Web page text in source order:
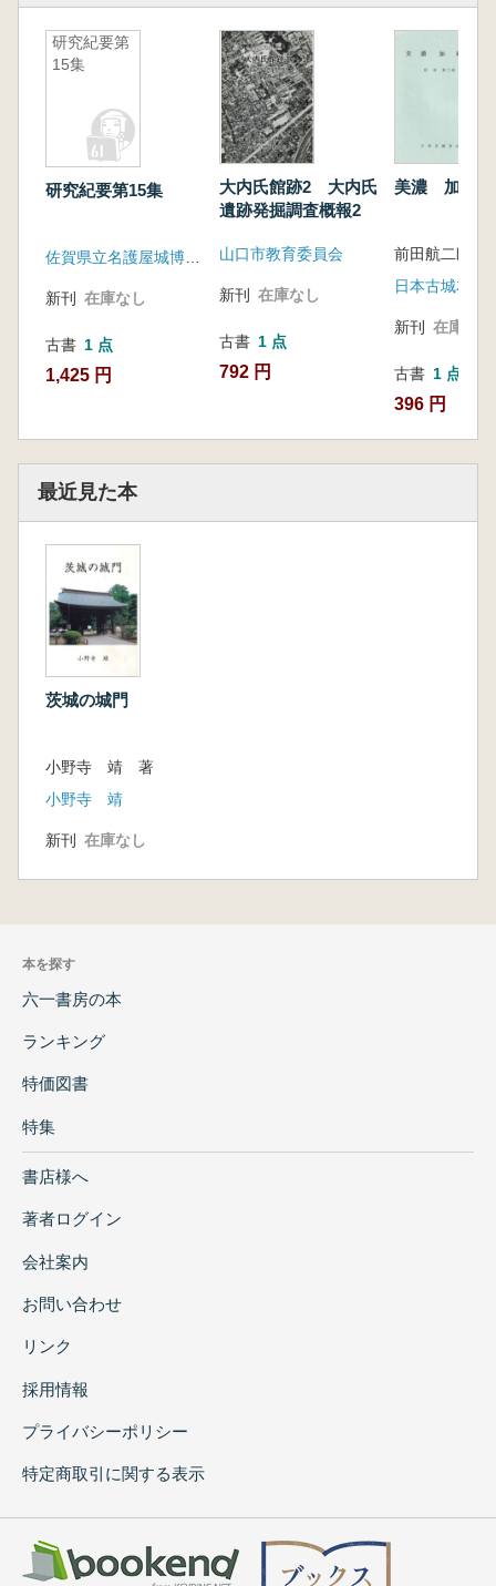
23.逆井城 関宿城門
24.上田寺山門
25.府中陣屋門 宮田家門
26.宍戸陣屋門
27.谷田部陣屋門
28.牛久陣屋門
31.水戸藩八田陣屋
32.土浦藩
33.旗本新庄家陣屋
34.麻生藩家老屋敷
38.藩校・学校の門
39.薬医門の分析
41.高麗門の分析
42.長屋門について
43.関東地方の城門の分布 門種別・県別分布
表
44.庭園・別荘門
後楽園中仕切門/西山荘の門/戸定邸正門/偕楽園
45.本陣・脇本陣
五街道/脇街道/本陣建築の特徴
松戸本陣/我孫子脇本陣/取手本陣/藤代本陣/中貫
井本陣/雀宮本陣・仮本陣
49.日光御成海道
50.日光街道本陣等の門・玄関の関係
52.城門の移動距離
53.エピソード
54.参考資料
研究紀要第
15集
研究紀要第15集
新刊 在庫なし
古書 1 点
1,425 円
大内氏館跡2 大内氏
遺跡発掘調査概報2
山口市教育委員会
新刊 在庫なし
古書 1 点
792 円
美濃 加納城
前田航二郎
日本古城友の
新刊 在庫なし
古書 1 点
396 円
最近見た本
茨城の城門
小野寺 靖 著
小野寺 靖
新刊 在庫なし
本を探す
六一書房の本
ランキング
特価図書
特集
書店様へ
著者ログイン
会社案内
お問い合わせ
リンク
採用情報
プライバシーポリシー
特定商取引に関する表示